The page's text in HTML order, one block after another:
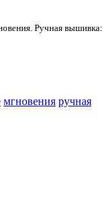
Ручная вышивка:
мгновения ручная